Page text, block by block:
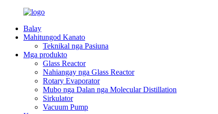
Balay
Mahitungod Kanato
Teknikal nga Pasiuna
Mga produkto
Glass Reactor
Nahiangay nga Glass Reactor
Rotary Evaporator
Mubo nga Dalan nga Molecular Distillation
Sirkulator
Vacuum Pump